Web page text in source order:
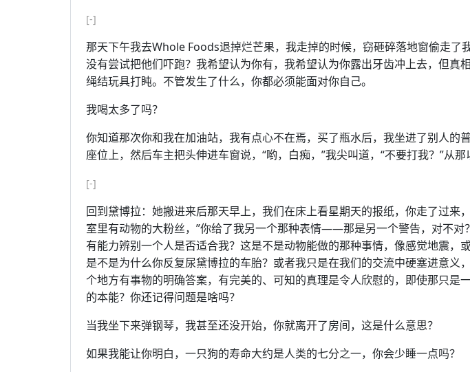
[-]
那天下午我去Whole Foods退掉烂芒果，我走掉的时候，窃砸碎落地窗偷走了
没有尝试把他们吓跑？我希望认为你有，我希望认为你露出牙齿冲上去，但真
绳结玩具打盹。不管发生了什么，你都必须能面对你自己。
我喝太多了吗？
你知道那次你和我在加油站，我有点心不在焉，买了瓶水后，我坐进了别人的
座位上，然后车主把头伸进车窗说，“哟，白痴，”我尖叫道，“不要打我？”从那
[-]
回到黛博拉：她搬进来后那天早上，我们在床上看星期天的报纸，你走了过来
室里有动物的大粉丝，”你给了我另一个那种表情——那是另一个警告，对不对
有能力辨别一个人是否适合我？这是不是动物能做的那种事情，像感觉地震，
是不是为什么你反复尿黛博拉的车胎？或者我只是在我们的交流中硬塞进意义
个地方有事物的明确答案，有完美的、可知的真理是令人欣慰的，即使那只是
的本能？你还记得问题是啥吗？
当我坐下来弹钢琴，我甚至还没开始，你就离开了房间，这是什么意思？
如果我能让你明白，一只狗的寿命大约是人类的七分之一，你会少睡一点吗？